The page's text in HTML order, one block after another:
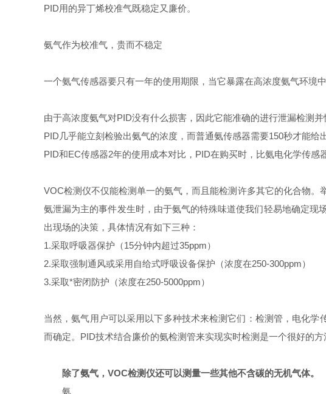
PID用的异丁烯校准气既稳定又廉价。
氨气作为校准气，贵而不稳定
一个氨气传感器要只有一年的使用期限，当它暴露在高浓度氨气环境
由于高浓度氨气对PID没有什么损害，因此它能准确的进行泄漏检测
PID几乎能立刻检验出氨气的浓度，而普通氨传感器需要150秒才能给
PID和EC传感器2年的使用成本对比，PID在购买时，比氨电化学传
VOC检测仪不仅能检测单一的氨气，而且能检测许多其它的化合物
氨泄漏为主的事件发生时，由于氨气的特殊味道使我们轻易地确定
出现场的决策，具体情况有如下三种：
1.采取呼吸器保护（15分钟内超过35ppm）
2.采取强制通风或采用自给式呼吸设备保护（浓度在250-300ppm）
3.采取*密闭防护（浓度在250-5000ppm）
当然，氨气用户可以采用以下多种技术来检测它们：检测管，电化
而确定。PID技术结合廉价的氨检测管来实现实时检测是一个很好的方
除了氨气，VOC检测仪还可以测量一些其他不含碳的无机气体。
氨